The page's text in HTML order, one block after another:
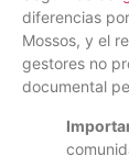
diferencias
Mossos, y el
gestores no
documental